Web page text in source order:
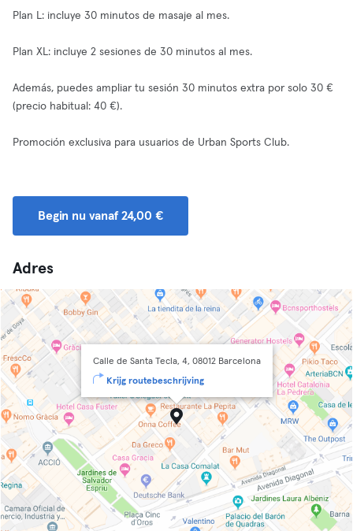
Plan L: incluye 30 minutos de masaje al mes.
Plan XL: incluye 2 sesiones de 30 minutos al mes.
Además, puedes ampliar tu sesión 30 minutos extra por solo 30 €
(precio habitual: 40 €).
Promoción exclusiva para usuarios de Urban Sports Club.
Begin nu vanaf 24,00 €
Adres
Calle de Santa Tecla, 4, 08012 Barcelona
Krijg routebeschrijving